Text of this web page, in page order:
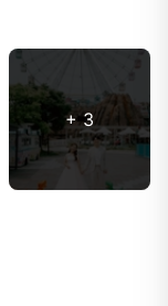
+ 3